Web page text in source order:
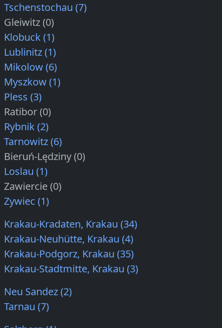
Tschenstochau (7)
Gleiwitz (0)
Klobuck (1)
Lublinitz (1)
Mikolow (6)
Myszkow (1)
Pless (3)
Ratibor (0)
Rybnik (2)
Tarnowitz (6)
Bieruń-Lędziny (0)
Loslau (1)
Zawiercie (0)
Zywiec (1)
Krakau-Kradaten, Krakau (34)
Krakau-Neuhütte, Krakau (4)
Krakau-Podgorz, Krakau (35)
Krakau-Stadtmitte, Krakau (3)
Neu Sandez (2)
Tarnau (7)